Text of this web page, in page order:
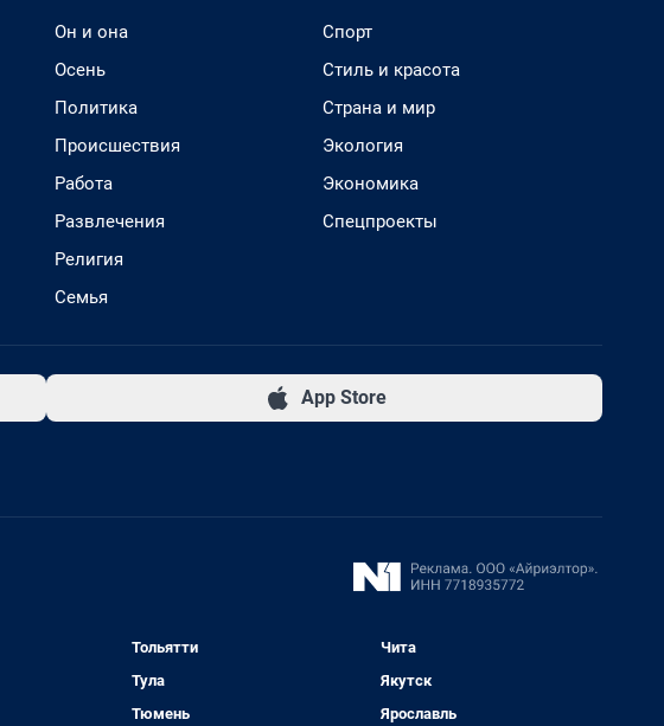
Он и она
Осень
Политика
Происшествия
Работа
Развлечения
Религия
Семья
Спорт
Стиль и красота
Страна и мир
Экология
Экономика
Спецпроекты
App Store
Тольятти
Тула
Тюмень
Чита
Якутск
Ярославль